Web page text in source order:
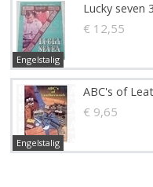
Lucky seven
€ 12,55
Engelstalig
ABC's of
€ 9,65
Engelstalig